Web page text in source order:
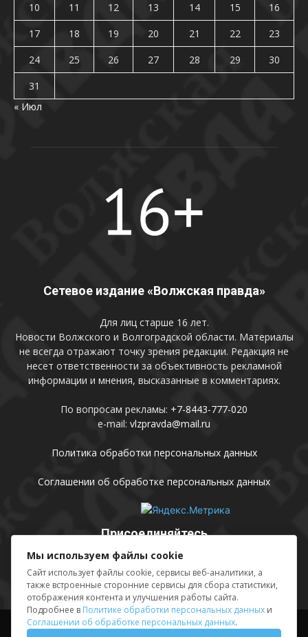
10
11 12 13 14 15
16
17
18 19 20 21 22
23
24
25 26 27 28 29
30
31
« Июл
Сетевое издание «Волжская правда»
Для лиц старше 16 лет.
Новости Волжского и Волгоградской области. Материалы
не всегда отражают точку зрения редакции. Редакция не
несет ответственности за объективность рекламной
информации и мнения, высказанные в комментариях.
По вопросам рекламы: +7-8443-777-020
e-mail: vlzpravda@mail.ru
Политика обработки персональных данных
Соглашении об обработке персональных данных
Присоединяйтесь
Выходные данные Sing in
Мы используем файлы cookie
Сайт использует файлы cookie, сервисы веб-аналитики, а
также встроенные сторонние сервисы для сбора статистики,
отображения контента и улучшения работы сайта.
Подробнее в Политике обработки персональных данных и
Соглашении об обработке персональных данных.